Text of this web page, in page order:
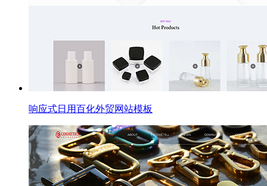
响应式日用百化外贸网站模板